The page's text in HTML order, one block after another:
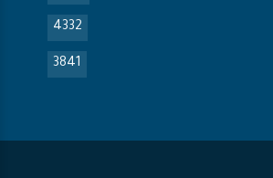
4332
3841